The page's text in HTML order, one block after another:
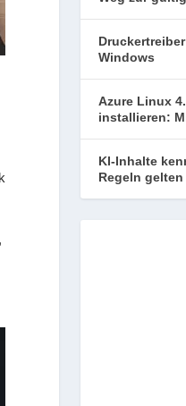
Windows
Azure Linux
installieren:
KI-Inhalte
Regeln